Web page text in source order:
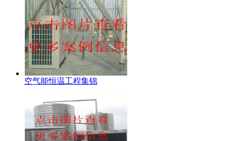
空气能恒温工程集锦